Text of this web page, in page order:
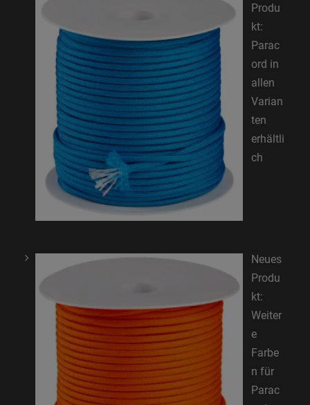
Produ
kt:
Parac
ord in
allen
Varian
ten
erhältli
ch
Neues
Produ
kt:
Weiter
e
Farbe
n für
Parac